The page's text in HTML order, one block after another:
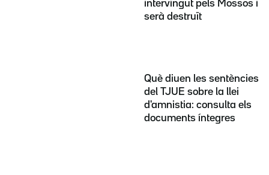
intervingut pels Mossos i
serà destruït
Què diuen les sentències
del TJUE sobre la llei
d'amnistia: consulta els
documents íntegres